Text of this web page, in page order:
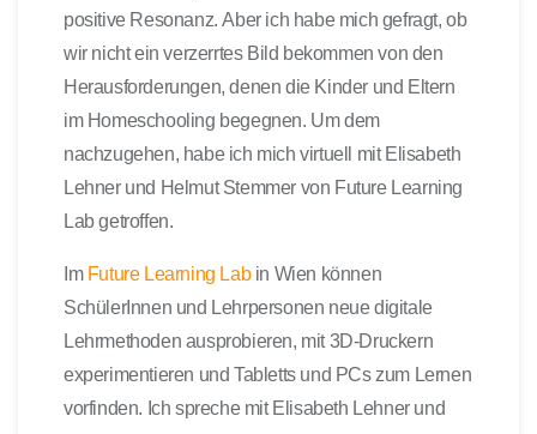
positive Resonanz. Aber ich habe mich gefragt, ob
wir nicht ein verzerrtes Bild bekommen von den
Herausforderungen, denen die Kinder und Eltern
im Homeschooling begegnen. Um dem
nachzugehen, habe ich mich virtuell mit Elisabeth
Lehner und Helmut Stemmer von Future Learning
Lab getroffen.
ImFuture Learning Labin Wien können
SchülerInnen und Lehrpersonen neue digitale
Lehrmethoden ausprobieren, mit 3D-Druckern
experimentieren und Tabletts und PCs zum Lernen
vorfinden. Ich spreche mit Elisabeth Lehner und